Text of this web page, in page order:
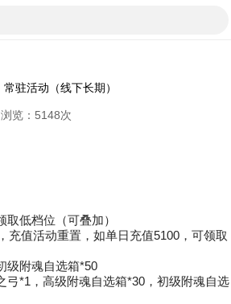
驻活动（线下长期）
览：5148次
低档位（可叠加）
充值活动重置，如单日充值5100，可领取
级附魂自选箱*50
弓*1，高级附魂自选箱*30，初级附魂自选